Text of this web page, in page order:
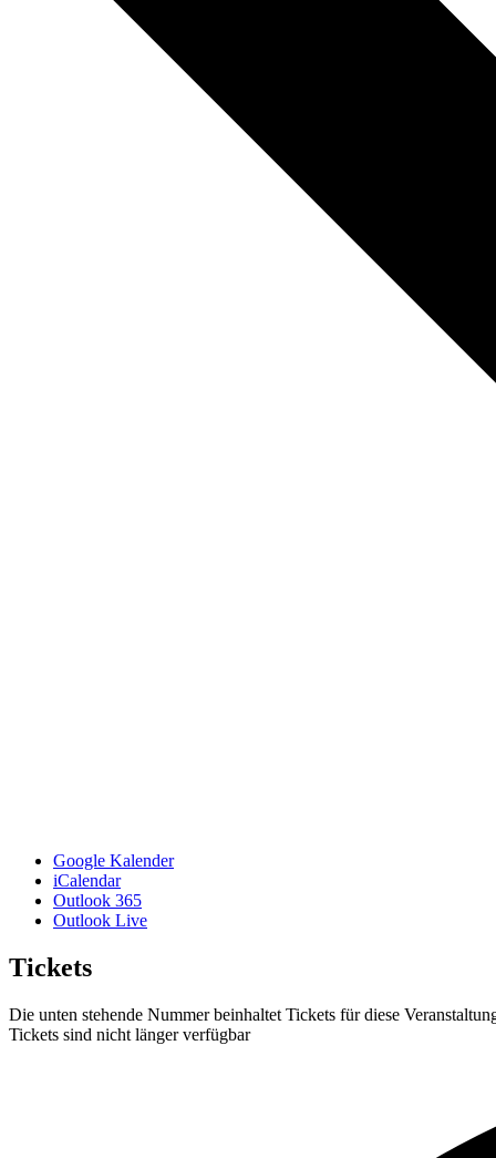
Google Kalender
iCalendar
Outlook 365
Outlook Live
Tickets
Die unten stehende Nummer beinhaltet Tickets für diese
Tickets sind nicht länger verfügbar